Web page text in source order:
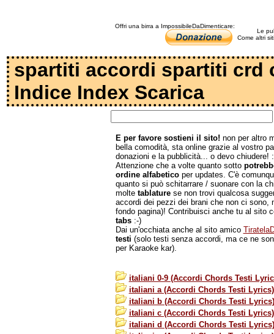
Offri una birra a ImpossibileDaDimenticare:
Le
Come altri
spartiti accordi spartiti crd
Indice Index Scarica
E per favore sostieni il sito! non per altro
bella comodità, sta online grazie al vostro
donazioni e la pubblicità... o devo chiudere!
Attenzione che a volte quanto sotto
ordine alfabeticoper updates. C'è
quanto si può schitarrare / suonare con la
molte tablaturese non trovi qualcosa
accordi dei pezzi dei brani che non ci sono,
fondo pagina)! Contribuisci anche tu al sito
tabs:-)
Dai un'occhiata anche al sito amico
testi (solo testi senza accordi, ma ce ne
per Karaoke kar).
italiani 0-9 (Accordi Chords Testi
italiani a (Accordi Chords Testi Lyrics)
italiani b (Accordi Chords Testi Lyrics)
italiani c (Accordi Chords Testi Lyrics)
italiani d (Accordi Chords Testi Lyrics)